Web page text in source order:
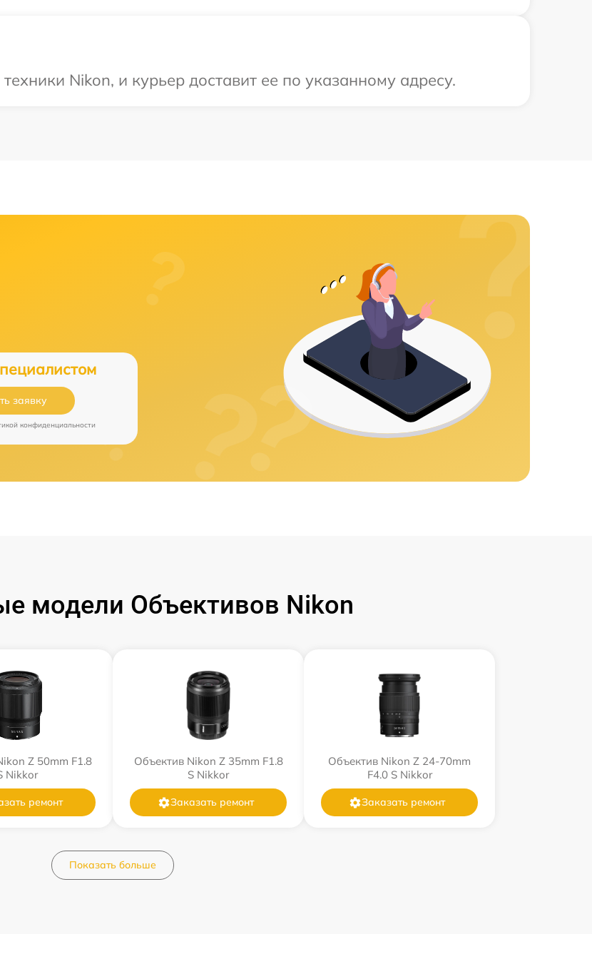
Nikon, и курьер доставит ее по указанному адресу.
заявку
конфиденциальности
модели Объективов Nikon
Z 50mm F1.8
Nikkor
ремонт
Объектив Nikon Z 35mm F1.8
S Nikkor
Заказать ремонт
Объектив Nikon Z 24-70mm
F4.0 S Nikkor
Заказать ремонт
Показать больше